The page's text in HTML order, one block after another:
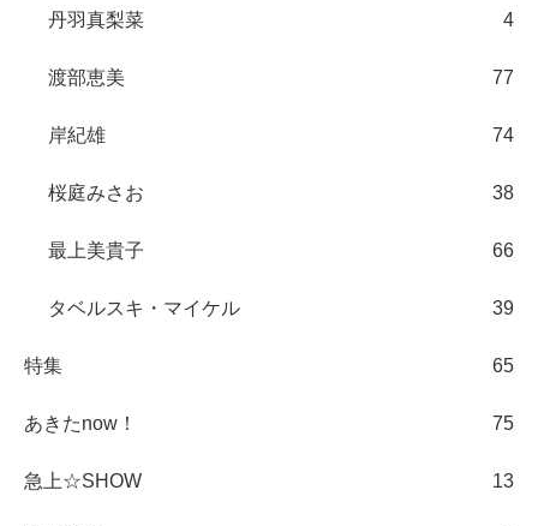
丹羽真梨菜 4
渡部恵美 77
岸紀雄 74
桜庭みさお 38
最上美貴子 66
タベルスキ・マイケル 39
特集 65
あきたnow！ 75
急上☆SHOW 13